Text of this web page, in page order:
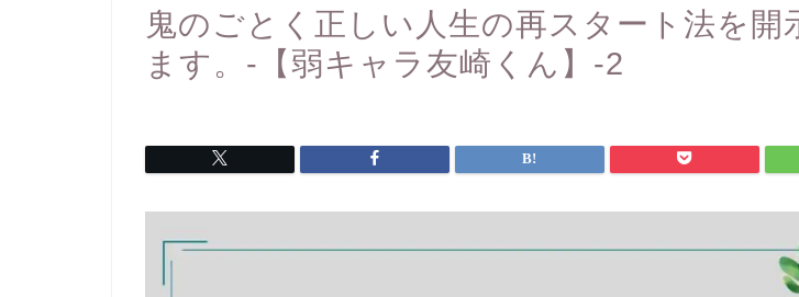
鬼のごとく正しい人生の再スタート法を開
ます。-【弱キャラ友崎くん】-2